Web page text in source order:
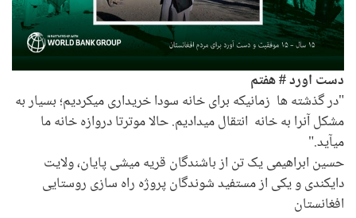
دست اورد #هفتم
"در گذشته ها زمانیکه برای خانه سودا خریداری میکردیم؛ بسیار به
مشکل آنرا به خانه انتقال میدادیم. حالا موترتا دروازه خانه ما
میآید."
حسین ابراهیمی یک تن از باشندگان قریه میشی پایان، ولایت
دایکندی و یکی از مستفید شوندگان پروژه راه سازی روستایی
افغانستان